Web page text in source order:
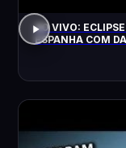
AO VIVO:
ESPANHA COM